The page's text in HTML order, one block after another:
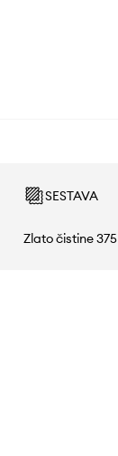
SESTAVA
Zlato čistine 375